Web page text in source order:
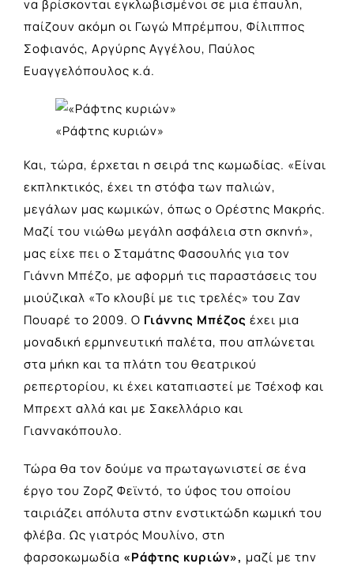
να βρίσκονται εγκλωβισμένοι σε μια έπαυλη,
παίζουν ακόμη οι Γωγώ Μπρέμπου, Φίλιππος
Σοφιανός, Αργύρης Αγγέ­λου, Παύλος
Ευαγγελόπουλος κ.ά.
«Ράφτης κυριών»
Και, τώρα, έρχεται η σειρά της κωμωδίας. «Είναι
εκπληκτικός, έχει τη στόφα των παλιών,
μεγάλων μας κωμικών, όπως ο Ορέστης Μακρής.
Μαζί του νιώθω μεγάλη ασφάλεια στη σκηνή»,
μας είχε πει ο Σταμάτης Φασουλής για τον
Γιάννη Μπέζο, με αφορμή τις παραστάσεις του
μιούζικαλ «Το κλουβί με τις τρελές» του Ζαν
Πουαρέ το 2009. Ο Γιάννης Μπέζος έχει μια
μοναδική ερμηνευτική παλέτα, που απλώνεται
στα μήκη και τα πλάτη του θεατρικού
ρεπερτορίου, κι έχει καταπιαστεί με Τσέχοφ και
Μπρεχτ αλλά και με Σακελλάριο και
Γιαννακόπουλο.
Τώρα θα τον δούμε να πρωταγωνιστεί σε ένα
έργο του Ζορζ Φεϊντό, το ύφος του οποίου
ταιριάζει απόλυτα στην ενστικτώδη κωμική του
φλέβα. Ως γιατρός Μουλίνο, στη
φαρσοκωμωδία «Ράφτης κυριών», μαζί με την